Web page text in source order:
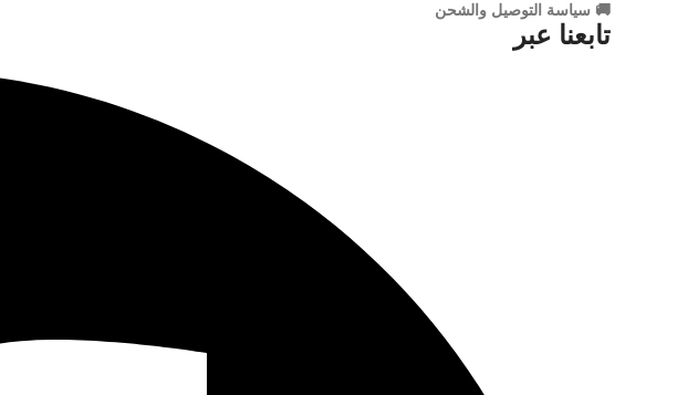
🚚 سياسة التوصيل والشحن
تابعنا عبر